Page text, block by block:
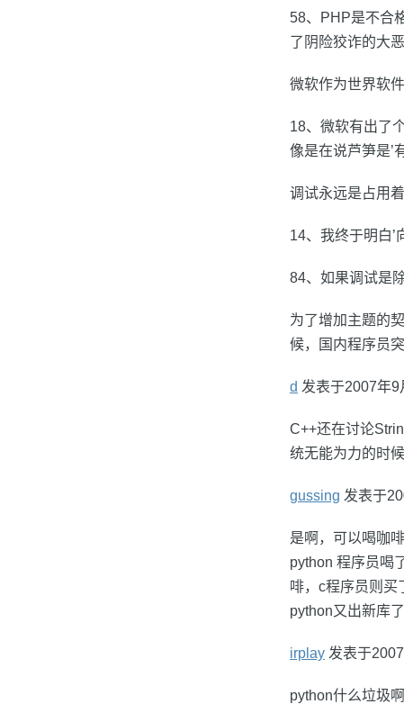
58、PHP是不合
了阴险狡诈的大
微软作为世界软
18、微软有出了
像是在说芦笋是’
调试永远是占用
14、我终于明白’
84、如果调试是
为了增加主题的
候，国内程序员
d 发表于2007年9
C++还在讨论
统无能为力的时
gussing 发表于
是啊，可以喝咖
python 程序员喝
啡，c程序员则买
python又出新库
irplay 发表于
python什么垃圾